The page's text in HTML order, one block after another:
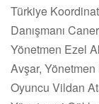
Türkiye
Danışmanı
Yönetmen Ezel
Avşar,
Oyuncu Vildan